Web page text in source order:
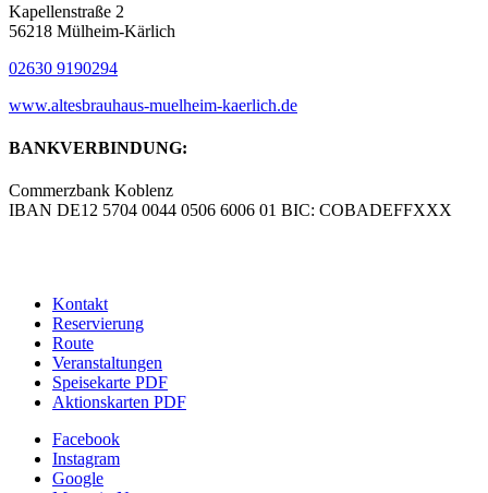
Kapellenstraße 2
56218 Mülheim-Kärlich
02630 9190294
www.altesbrauhaus-muelheim-kaerlich.de
BANKVERBINDUNG:
Commerzbank Koblenz
IBAN DE12 5704 0044 0506 6006 01 BIC: COBADEFFXXX
Kontakt
Reservierung
Route
Veranstaltungen
Speisekarte PDF
Aktionskarten PDF
Facebook
Instagram
Google